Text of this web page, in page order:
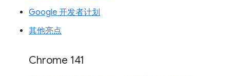
Google 开发者计划
其他亮点
Chrome 141